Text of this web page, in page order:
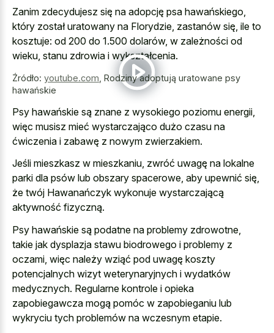
Zanim zdecydujesz się na adopcję psa hawańskiego,
który został uratowany na Florydzie, zastanów się, ile to
kosztuje: od 200 do 1.500 dolarów, w zależności od
wieku, stanu zdrowia i wykształcenia.
Źródło: youtube.com Rodziny adoptują uratowane psy
hawańskie
Psy hawańskie są znane z wysokiego poziomu energii,
więc musisz mieć wystarczająco dużo czasu na
ćwiczenia i zabawę z nowym zwierzakiem.
Jeśli mieszkasz w mieszkaniu, zwróć uwagę na lokalne
parki dla psów lub obszary spacerowe, aby upewnić się,
że twój Hawanańczyk wykonuje wystarczającą
aktywność fizyczną.
Psy hawańskie są podatne na problemy zdrowotne,
takie jak dysplazja stawu biodrowego i problemy z
oczami, więc należy wziąć pod uwagę koszty
potencjalnych wizyt weterynaryjnych i wydatków
medycznych. Regularne kontrole i opieka
zapobiegawcza mogą pomóc w zapobieganiu lub
wykryciu tych problemów na wczesnym etapie.